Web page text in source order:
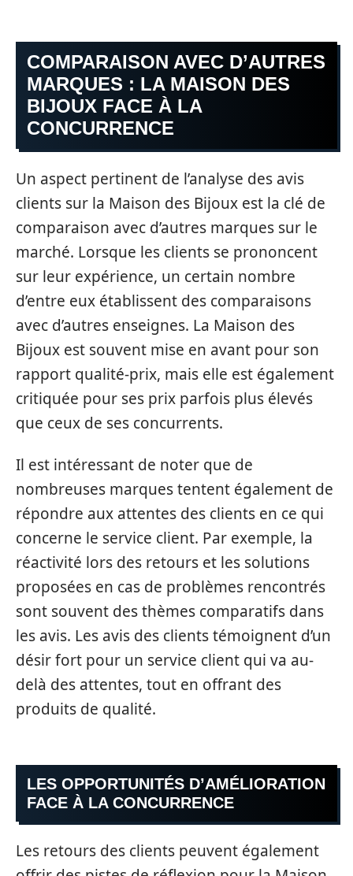
COMPARAISON AVEC D’AUTRES
MARQUES : LA MAISON DES
BIJOUX FACE À LA
CONCURRENCE
Un aspect pertinent de l’analyse des avis
clients sur la Maison des Bijoux est la clé de
comparaison avec d’autres marques sur le
marché. Lorsque les clients se prononcent
sur leur expérience, un certain nombre
d’entre eux établissent des comparaisons
avec d’autres enseignes. La Maison des
Bijoux est souvent mise en avant pour son
rapport qualité-prix, mais elle est également
critiquée pour ses prix parfois plus élevés
que ceux de ses concurrents.
Il est intéressant de noter que de
nombreuses marques tentent également de
répondre aux attentes des clients en ce qui
concerne le service client. Par exemple, la
réactivité lors des retours et les solutions
proposées en cas de problèmes rencontrés
sont souvent des thèmes comparatifs dans
les avis. Les avis des clients témoignent d’un
désir fort pour un service client qui va au-
delà des attentes, tout en offrant des
produits de qualité.
LES OPPORTUNITÉS D’AMÉLIORATION
FACE À LA CONCURRENCE
Les retours des clients peuvent également